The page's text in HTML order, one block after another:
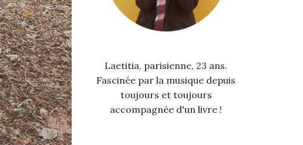
Laetitia, parisienne, 23 ans.
Fascinée par la musique depuis
toujours et toujours
accompagnée d'un livre !